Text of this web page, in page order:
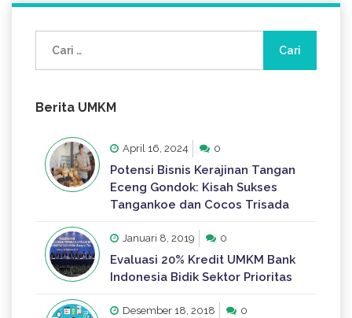
untuk:
Berita UMKM
April 16, 2024 0
Potensi Bisnis Kerajinan Tangan
Eceng Gondok: Kisah Sukses
Tangankoe dan Cocos Trisada
Januari 8, 2019 0
Evaluasi 20% Kredit UMKM Bank
Indonesia Bidik Sektor Prioritas
Desember 18, 2018 0